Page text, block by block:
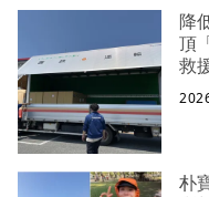
降
頂
救
朴